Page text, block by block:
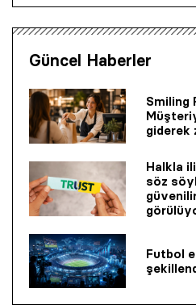
Güncel Haberler
Smiling
giderek
Halkla
söz
Futbol